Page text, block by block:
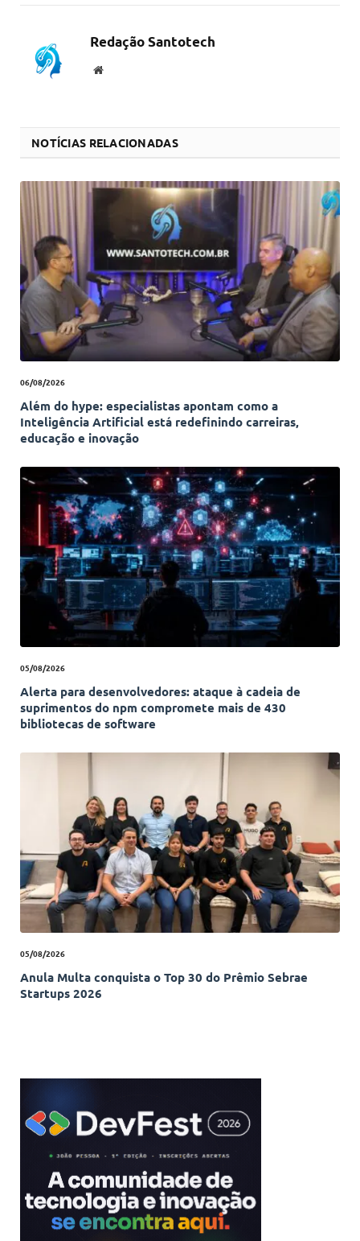
Redação Santotech
Website
NOTÍCIAS RELACIONADAS
06/08/2026
Além do hype: especialistas apontam como a
Inteligência Artificial está redefinindo carreiras,
educação e inovação
05/08/2026
Alerta para desenvolvedores: ataque à cadeia de
suprimentos do npm compromete mais de 430
bibliotecas de software
05/08/2026
Anula Multa conquista o Top 30 do Prêmio Sebrae
Startups 2026